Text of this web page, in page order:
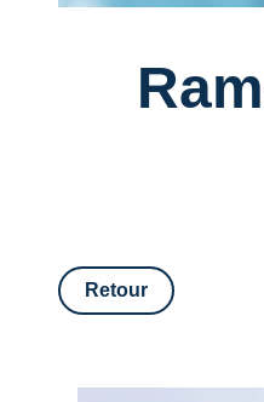
Retour